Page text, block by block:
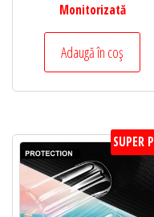
Monitorizată
Adaugă în coș
SUPER